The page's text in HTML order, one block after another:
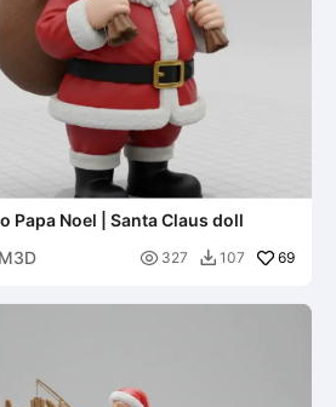
Muñeco Papa Noel | Santa Claus doll
 327  107 69